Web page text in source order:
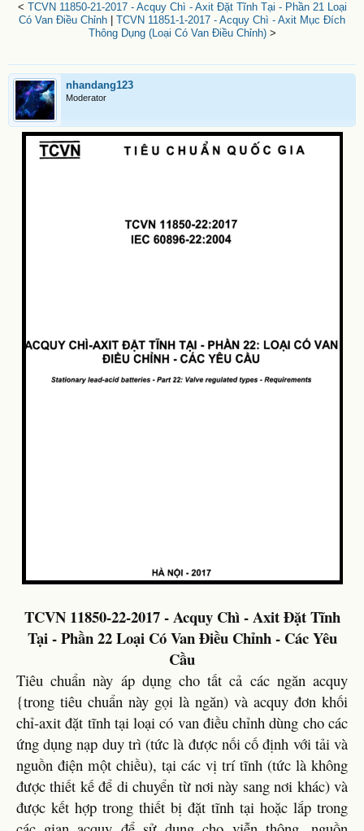
< TCVN 11850-21-2017 - Acquy Chì - Axit Đặt Tĩnh Tại - Phần 21 Loại
Có Van Điều Chỉnh
TCVN 11851-1-2017 - Acquy Chì - Axit Mục Đích
Thông Dụng (Loại Có Van Điều Chỉnh)>
nhandang123
Moderator
TCVN 11850-22-2017 - Acquy Chì - Axit Đặt Tĩnh
Tại - Phần 22 Loại Có Van Điều Chỉnh - Các Yêu
Cầu
Tiêu chuẩn này áp dụng cho tất cả các ngăn acquy
{trong tiêu chuẩn này gọi là ngăn) và acquy đơn khối
chỉ-axit đặt tĩnh tại loại có van điều chỉnh dùng cho các
ứng dụng nạp duy trì (tức là được nối cố định với tải và
nguồn điện một chiều), tại các vị trí tĩnh (tức là không
được thiết kế để di chuyển từ nơi này sang nơi khác) và
được kết hợp trong thiết bị đặt tĩnh tại hoặc lắp trong